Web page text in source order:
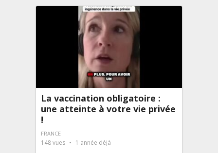
La vaccination obligatoire :
une atteinte à votre vie privée
!
FRANCE
148vues 1 année déjà